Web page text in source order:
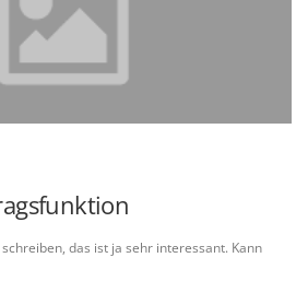
das ist ja sehr interessant. Kann